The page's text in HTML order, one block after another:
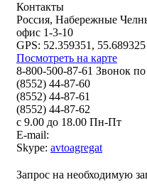
Контакты
Россия, Набережные
офис 1-3-10
GPS: 52.359351, 55.689325
Посмотреть на карте
8-800-500-87-61 Звонок
(8552) 44-87-60
(8552) 44-87-61
(8552) 44-87-62
с 9.00 до 18.00 Пн-Пт
E-mail:
Skype: avtoagregat
Запрос на необходимую